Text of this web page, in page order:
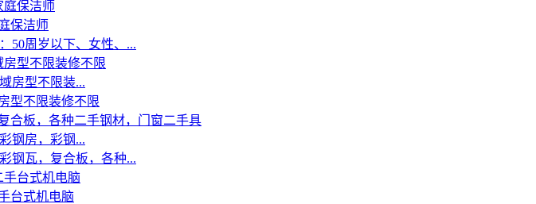
保洁师
50周岁以下、女性、...
房型不限装...
型不限装修不限
钢房，彩钢...
钢瓦，复合板，各种...
台式机电脑